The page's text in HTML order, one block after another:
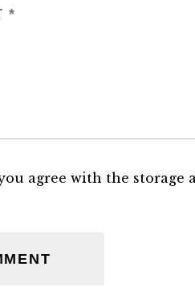
agree with the storage